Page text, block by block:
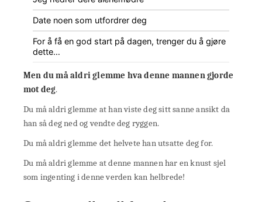
Date noen som utfordrer deg
For å få en god start på dagen, trenger du å gjøre
dette…
Men du må aldri glemme hva denne mannen gjorde
mot deg.
Du må aldri glemme at han viste deg sitt sanne ansikt da
han så deg ned og vendte deg ryggen.
Du må aldri glemme det helvete han utsatte deg for.
Du må aldri glemme at denne mannen har en knust sjel
som ingenting i denne verden kan helbrede!